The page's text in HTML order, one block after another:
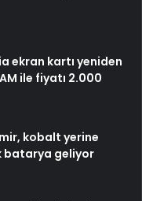
ekran kartı yeniden
ile fiyatı 2.000
kobalt yerine
batarya geliyor